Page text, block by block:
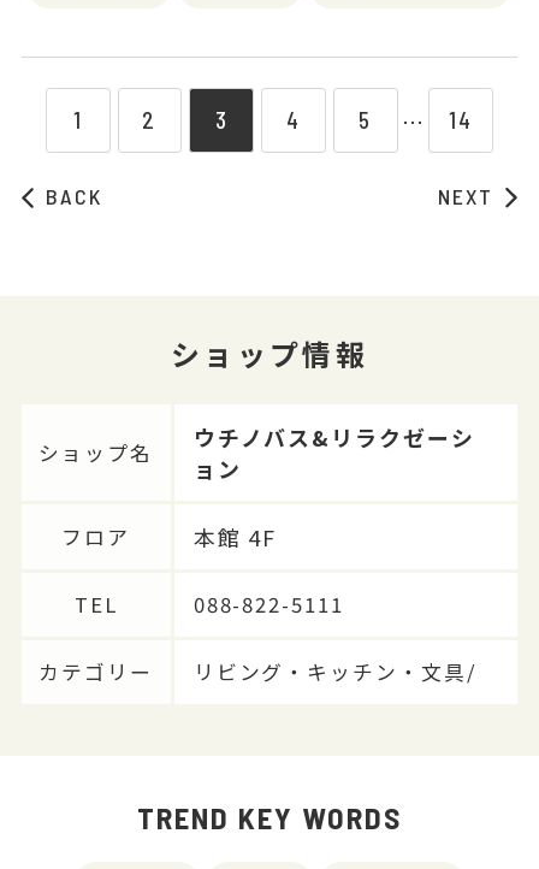
BACK
1 2 3 4 5 ⋯ 14
NEXT
ショップ情報
ショップ名
ウチノバス&リラクゼーシ
ョン
フロア 本館 4F
TEL 088-822-5111
カテゴリー リビング・キッチン・文具/
TREND KEY WORDS